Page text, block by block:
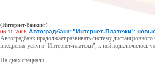
(Интернет-банкинг)
06.10.2006 Автоградбанк: "Интернет-Платежи":
Автоградбанк продолжает развивать систему
внедрения услуги "Интернет-платежи", к ней подключилось
На днях специали...